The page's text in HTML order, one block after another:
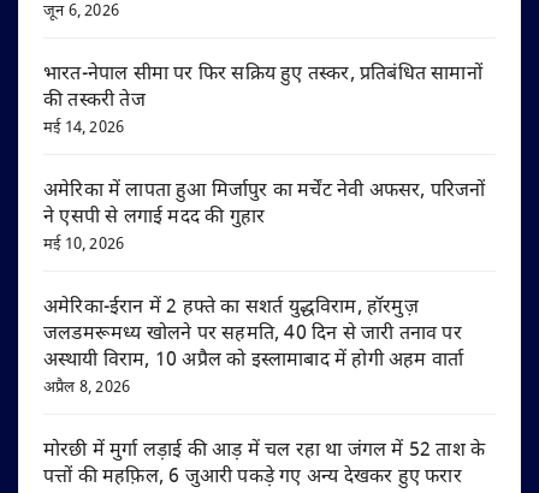
जून 6, 2026
भारत-नेपाल सीमा पर फिर सक्रिय हुए तस्कर, प्रतिबंधित सामानों
की तस्करी तेज
मई 14, 2026
अमेरिका में लापता हुआ मिर्जापुर का मर्चेंट नेवी अफसर, परिजनों
ने एसपी से लगाई मदद की गुहार
मई 10, 2026
अमेरिका-ईरान में 2 हफ्ते का सशर्त युद्धविराम, हॉरमुज़
जलडमरूमध्य खोलने पर सहमति, 40 दिन से जारी तनाव पर
अस्थायी विराम, 10 अप्रैल को इस्लामाबाद में होगी अहम वार्ता
अप्रैल 8, 2026
मोरछी में मुर्गा लड़ाई की आड़ में चल रहा था जंगल में 52 ताश के
पत्तों की महफ़िल, 6 जुआरी पकड़े गए अन्य देखकर हुए फरार